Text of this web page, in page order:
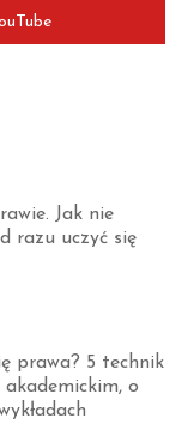
Jak nie
razu uczyć się
prawa? 5 technik
o